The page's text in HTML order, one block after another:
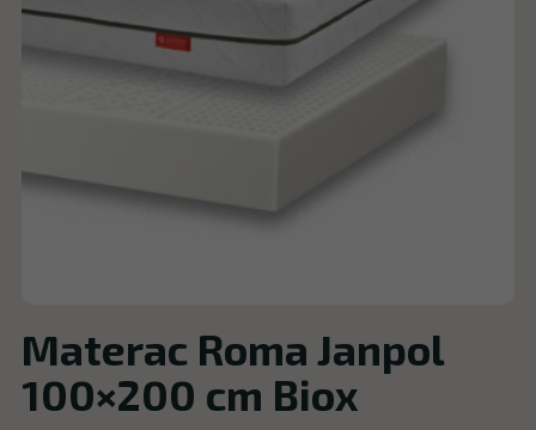
Materac Roma Janpol
100×200 cm Biox